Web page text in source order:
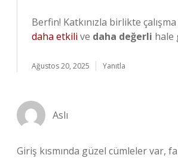
Berfin! Katkınızla birlikte
daha etkili ve daha değerli hale
Ağustos 20, 2025 Yanıtla
Aslı
Giriş kısmında güzel cümleler var,